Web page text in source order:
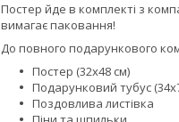
Постер йде в комплекті з
вимагає паковання!
До повного подарункового
Постер (32х48 см)
Подарунковий тубус
Поздовлива листівка